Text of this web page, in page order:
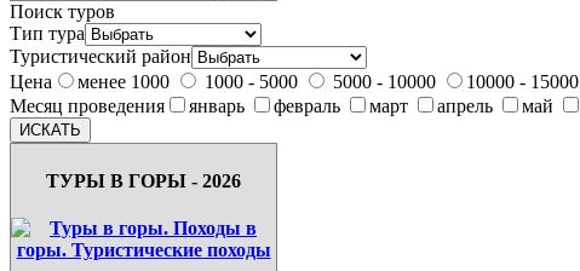
Поиск туров
Тип тура
Туристический район
Цена
менее 1000 1000 - 5000 5000 - 10000 10000 - 15000
Месяц проведения
январь февраль март апрель май
ТУРЫ В ГОРЫ - 2026